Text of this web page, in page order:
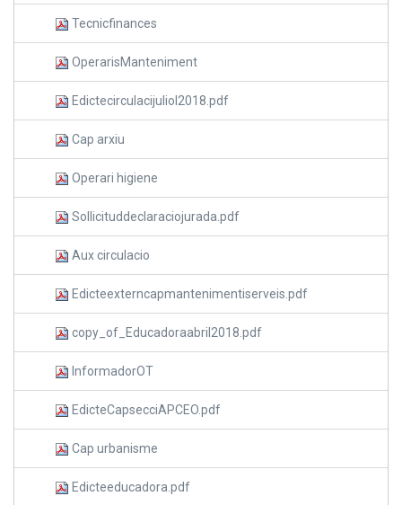
Tecnicfinances
OperarisManteniment
Edictecirculacijuliol2018.pdf
Cap arxiu
Operari higiene
Sollicituddeclaraciojurada.pdf
Aux circulacio
Edicteexterncapmantenimentiserveis.pdf
copy_of_Educadoraabril2018.pdf
InformadorOT
EdicteCapsecciAPCEO.pdf
Cap urbanisme
Edicteeducadora.pdf